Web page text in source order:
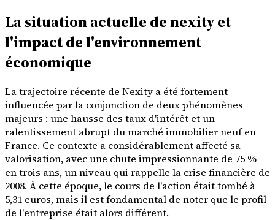
La situation actuelle de nexity et
l'impact de l'environnement
économique
La trajectoire récente de Nexity a été fortement
influencée par la conjonction de deux phénomènes
majeurs : une hausse des taux d'intérêt et un
ralentissement abrupt du marché immobilier neuf en
France. Ce contexte a considérablement affecté sa
valorisation, avec une chute impressionnante de 75 %
en trois ans, un niveau qui rappelle la crise financière de
2008. À cette époque, le cours de l'action était tombé à
5,31 euros, mais il est fondamental de noter que le profil
de l'entreprise était alors différent.